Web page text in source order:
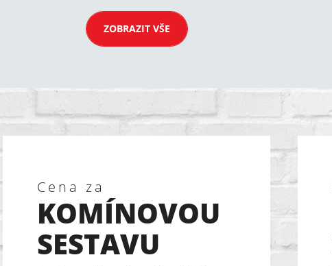
ZOBRAZIT VŠE
Cena za
KOMÍNOVOU
SESTAVU